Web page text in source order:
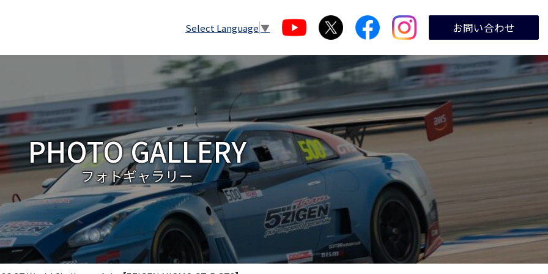
Select Language ▼ お問い合わせ
PHOTO GALLERY
フォトギャラリー